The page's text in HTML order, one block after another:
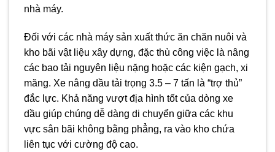
nhà máy.
Đối với các nhà máy sản xuất thức ăn chăn nuôi và
kho bãi vật liệu xây dựng, đặc thù công việc là nâng
các bao tải nguyên liệu nặng hoặc các kiện gạch, xi
măng. Xe nâng dầu tải trọng 3.5 – 7 tấn là “trợ thủ”
đắc lực. Khả năng vượt địa hình tốt của dòng xe
dầu giúp chúng dễ dàng di chuyển giữa các khu
vực sân bãi không bằng phẳng, ra vào kho chứa
liên tục với cường độ cao.